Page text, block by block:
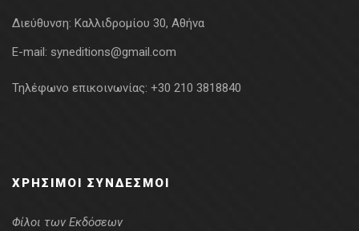
Διεύθυνση: Καλλιδρομίου 30, Αθήνα
E-mail: syneditions@gmail.com
Τηλέφωνο επικοινωνίας: +30 210 3818840
ΧΡΉΣΙΜΟΙ ΣΎΝΔΕΣΜΟΙ
Φίλοι των Εκδόσεων